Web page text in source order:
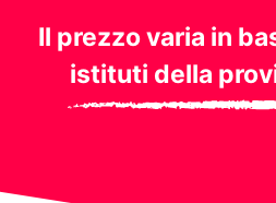
Il prezzo varia in
istituti della